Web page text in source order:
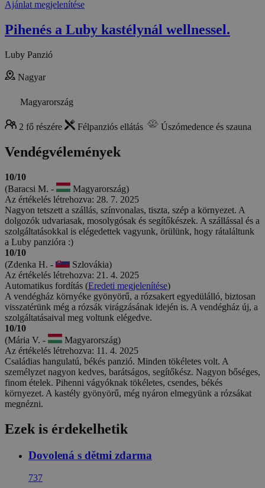
Ajánlat megjelenítése
Pihenés a Luby kastélynál wellnessel.
Luby Panzió
Nagyar
Magyarország
2 fő részére Félpanziós ellátás Úszómedence és szauna
Vendégvélemények
10/10
(Baracsi M. -
Magyarország)
Az értékelés létrehozva: 28. 7. 2025
Nagyon tetszett a szállás, színvonalas, tiszta, szép a környezet. A
dolgozók udvariasak, mosolygósak és segítőkészek. A szállással és a
szolgáltatásokkal is elégedettek vagyunk, örülünk, hogy rátaláltunk
a Luby panzióra :)
10/10
(Zdenka H. -
Szlovákia)
Az értékelés létrehozva: 21. 4. 2025
Automatikus fordítás (Eredeti megjelenítése)
A vendégház környéke gyönyörű, a rózsakert egyedülálló, biztosan
visszatérünk még a rózsák virágzásának idején is. A vendégház új, a
szolgáltatásaival meg voltunk elégedve.
10/10
(Mária V. -
Magyarország)
Az értékelés létrehozva: 11. 4. 2025
Családias hangulatú, békés panzió. Minden tökéletes volt. A
személyzet nagyon kedves, barátságos, segítőkész. Nagyon bőséges,
finom ételek. Pihenni vágyóknak tökéletes, csendes, békés
környezet. A kastély gyönyörű, még nyáron elmegyünk a rózsákat
megnézni.
Ezek is érdekelhetik
Dovolená s dětmi zdarma
737